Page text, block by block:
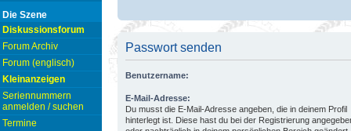
Die Szene
Diskussionsforum
Forum Archiv
Forum (englisch)
Kleinanzeigen
Seriennummern
anmelden / suchen
Termine
Passwort senden
Benutzername:
E-Mail-Adresse:
Du musst die E-Mail-Adresse angeben, die in deinem Profil
hinterlegt ist. Diese hast du bei der Registrierung